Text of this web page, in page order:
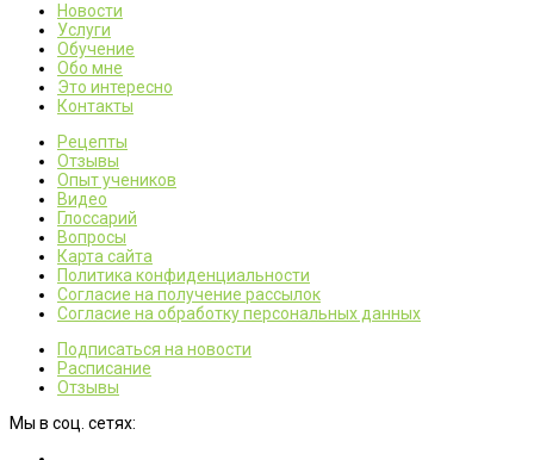
Новости
Услуги
Обучение
Обо мне
Это интересно
Контакты
Рецепты
Отзывы
Опыт учеников
Видео
Глоссарий
Вопросы
Карта сайта
Политика конфиденциальности
Согласие на получение рассылок
Согласие на обработку персональных данных
Подписаться на новости
Расписание
Отзывы
Мы в соц. сетях: